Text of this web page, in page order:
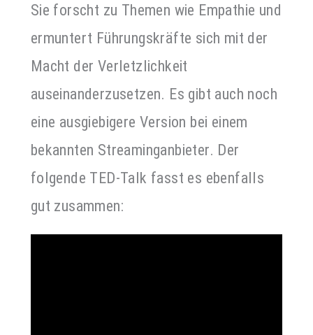
Sie forscht zu Themen wie Empathie und
ermuntert Führungskräfte sich mit der
Macht der Verletzlichkeit
auseinanderzusetzen. Es gibt auch noch
eine ausgiebigere Version bei einem
bekannten Streaminganbieter. Der
folgende TED-Talk fasst es ebenfalls
gut zusammen: